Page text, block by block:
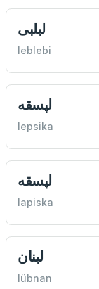
لبلبی
leblebi
لپسقه
lepsika
لپسقه
lapiska
لبنان
lübnan